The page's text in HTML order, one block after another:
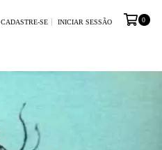
CADASTRE-SE INICIAR SESSÃO 0